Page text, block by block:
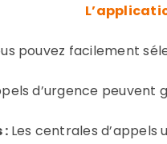
pouvez facilement
d’urgence
: Les centrales